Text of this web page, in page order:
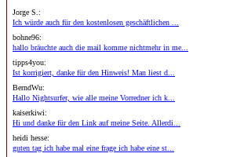
Jorge S.:
Ich würde auch für den kostenlosen geschäftlichen ...
bohne96:
hallo bräuchte auch die mail komme nichtmehr in me...
tipps4you:
Ist korrigiert, danke für den Hinweis! Man liest d...
BerndWu:
Hallo Nightsurfer, wie alle meine Vorredner ich k...
kaiserkiwi:
Hi und danke für den Link auf meine Seite. Allerdi...
heidi hesse:
guten tag ich habe mal eine frage ich habe eine st...